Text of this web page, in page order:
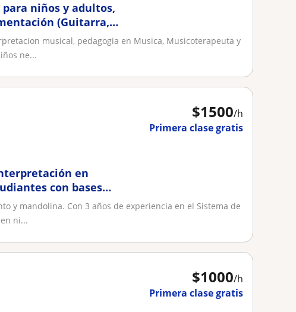
niños y adultos,
(Guitarra,
musical, pedagogia en Musica, Musicoterapeuta y
ne...
$1500/h
Primera clase gratis
en
con bases
previos
y mandolina. Con 3 años de experiencia en el Sistema de
ni...
$1000/h
Primera clase gratis